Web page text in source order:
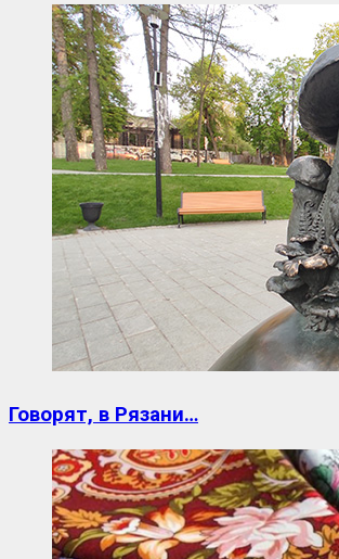
Говорят, в Рязани…